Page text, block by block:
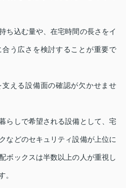
ち込む量や、在宅時間の長さをイ
合う広さを検討することが重要で
える設備面の確認が欠かせませ
らしで希望される設備として、宅
などのセキュリティ設備が上位に
ボックスは半数以上の人が重視し
。